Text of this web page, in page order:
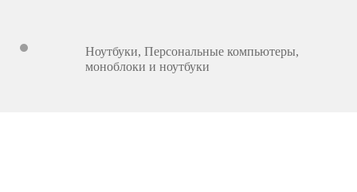
Ноутбуки, Персональные компьютеры,
моноблоки и ноутбуки